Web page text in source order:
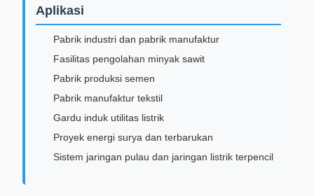
Aplikasi
Pabrik industri dan pabrik manufaktur
Fasilitas pengolahan minyak sawit
Pabrik produksi semen
Pabrik manufaktur tekstil
Gardu induk utilitas listrik
Proyek energi surya dan terbarukan
Sistem jaringan pulau dan jaringan listrik terpencil